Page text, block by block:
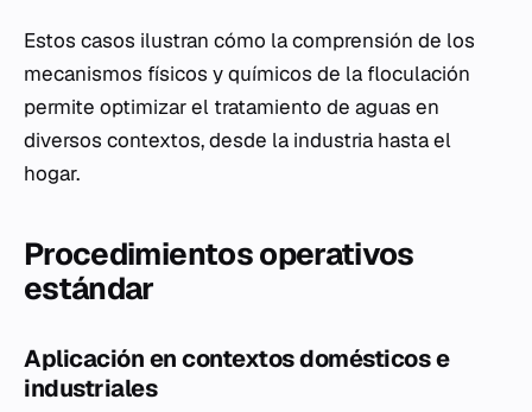
Estos casos ilustran cómo la comprensión de los
mecanismos físicos y químicos de la floculación
permite optimizar el tratamiento de aguas en
diversos contextos, desde la industria hasta el
hogar.
Procedimientos operativos
estándar
Aplicación en contextos domésticos e
industriales